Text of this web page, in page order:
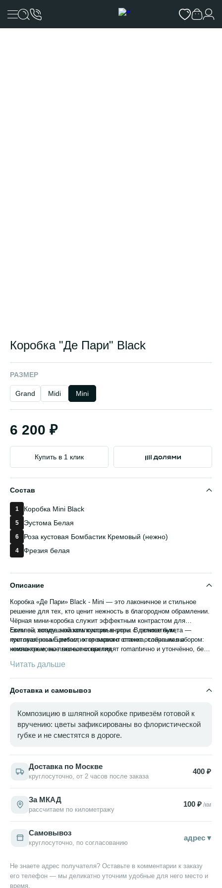
Коробка "Де Пари" Black
РАЗМЕР
Grand Midi Mini
6 200 ₽
Купить в 1 клик
Состав
1 Коробка Mini Black
5 Эустома Белая
6 Роза кустовая Бомбастик Кремовый (нежно)
4 Фрезия белая
Описание
Коробка «Де Пари» Black - Mini — это лаконичное и стильное
решение для тех, кто ценит нежность в благородном обрамлении.
Чёрная мини-коробка служит эффектным контрастом для
светлой, воздушной композиции внутри. В основе букета —
кустовая роза Бомбастик кремового оттенка, собранная в
компактные, но пышные соцветия.
Если вы хотите заказать кустовые розы с деликатным,
приглушённым цветом, этот вариант станет отличным выбором:
нежно-кремовые лепестки выглядят romantично и утончённо, без
Читать дальше
Доставка и самовывоз
Композицию в шляпной коробке привезём готовой к
вручению: цветы зафиксированы во флористической
губке и не сместятся в дороге.
Доставка по Москве
круглосуточно, от 2 часов после заказа
400 ₽
За МКАД
рассчитаем по километражу
100 ₽ /км
Самовывоз
круглосуточно, по согласованию
адрес ▾
Не знаете адрес получателя? Оставьте в комментарии к заказу
его телефон — мы деликатно уточним удобные для него место и
время.